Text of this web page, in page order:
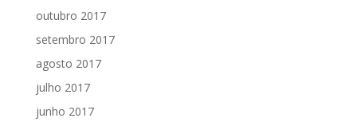
outubro 2017
setembro 2017
agosto 2017
julho 2017
junho 2017